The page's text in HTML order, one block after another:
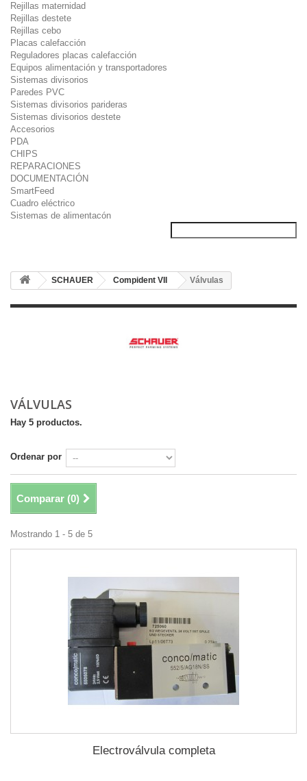
Rejillas maternidad
Rejillas destete
Rejillas cebo
Placas calefacción
Reguladores placas calefacción
Equipos alimentación y transportadores
Sistemas divisorios
Paredes PVC
Sistemas divisorios parideras
Sistemas divisorios destete
Accesorios
PDA
CHIPS
REPARACIONES
DOCUMENTACIÓN
SmartFeed
Cuadro eléctrico
Sistemas de alimentacón
SCHAUER Compident VII Válvulas
VÁLVULAS
Hay 5 productos.
Ordenar por
Comparar (0)
Mostrando 1 - 5 de 5
Electroválvula completa